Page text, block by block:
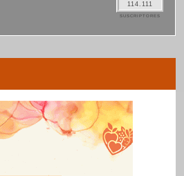
114.111
SUSCRIPTORES